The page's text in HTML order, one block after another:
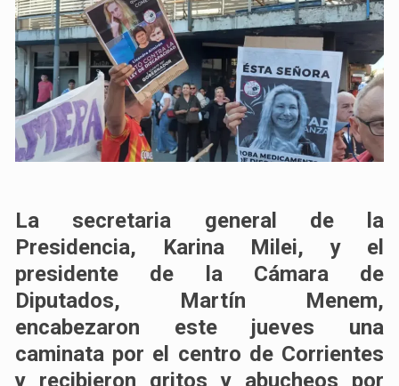
La secretaria general de la
Presidencia, Karina Milei, y el
presidente de la Cámara de
Diputados, Martín Menem,
encabezaron este jueves una
caminata por el centro de Corrientes
y recibieron gritos y abucheos por